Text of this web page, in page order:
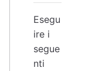
Esegu
ire i
segue
nti